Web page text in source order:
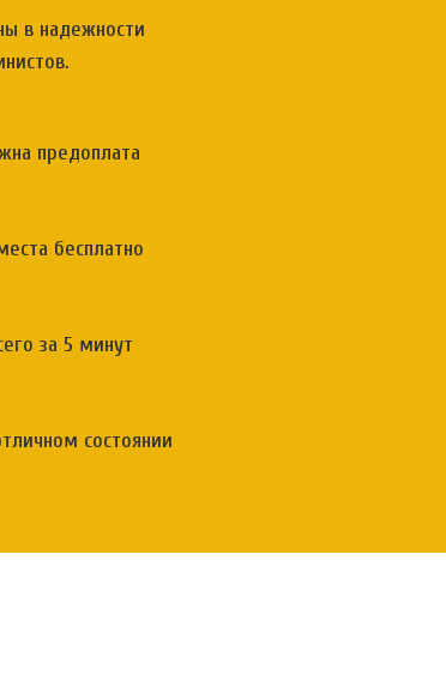
в надежности
предоплата
бесплатно
за 5 минут
состоянии